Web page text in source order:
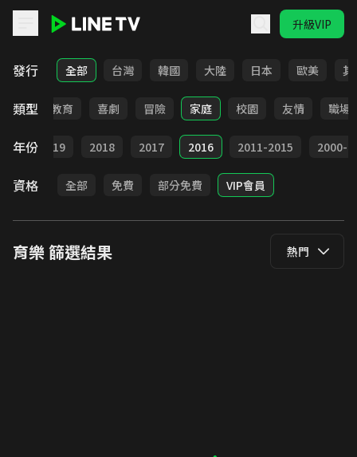
升級VIP
LINE TV - 育樂
發行 全部 台灣 韓國 大陸 日本 歐美 其
類型
日常 教育 喜劇 冒險 家庭 校園 友情 職場
年份 2019 2018 2017 2016 2011-2015 2000-
資格 全部 免費 部分免費 VIP會員
育樂篩選結果 熱門